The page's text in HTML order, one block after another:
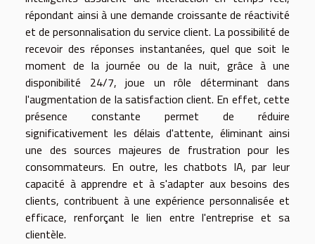
répondant ainsi à une demande croissante de réactivité
et de personnalisation du service client. La possibilité de
recevoir des réponses instantanées, quel que soit le
moment de la journée ou de la nuit, grâce à une
disponibilité 24/7, joue un rôle déterminant dans
l'augmentation de la satisfaction client. En effet, cette
présence constante permet de réduire
significativement les délais d'attente, éliminant ainsi
une des sources majeures de frustration pour les
consommateurs. En outre, les chatbots IA, par leur
capacité à apprendre et à s'adapter aux besoins des
clients, contribuent à une expérience personnalisée et
efficace, renforçant le lien entre l'entreprise et sa
clientèle.